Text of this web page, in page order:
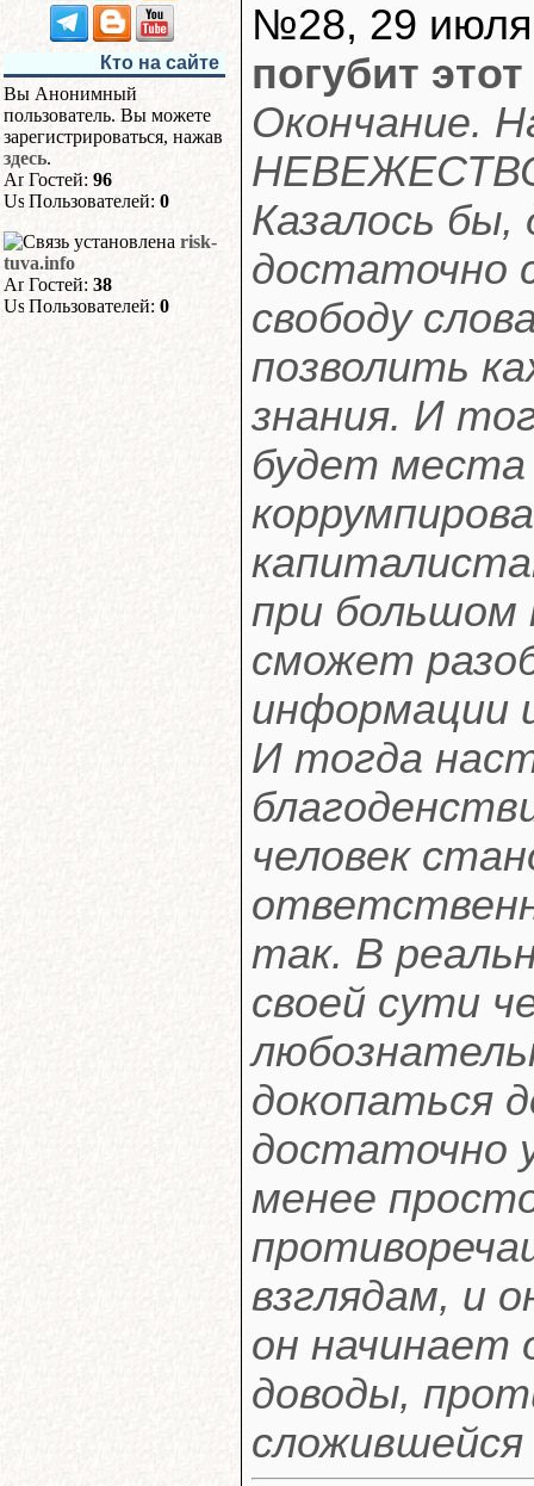
Кто на сайте
Вы Анонимный
пользователь. Вы можете
зарегистрироваться, нажав
здесь.
Гостей: 96
Пользователей: 0
risk-
tuva.info
Гостей: 38
Пользователей: 0
№28, 29
погубит
Окончание.
Казалось
достаточно
свободу
позволить
знания. И
будет
при большом
сможет
информации
И тогда
человек
так. В
своей сути
докопаться
достаточно
менее
взглядам, и
он
доводы,